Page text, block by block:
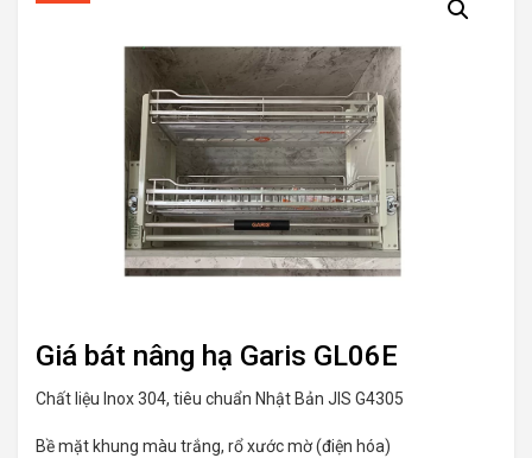
Giá bát nâng hạ Garis GL06E
Chất liệu Inox 304, tiêu chuẩn Nhật Bản JIS G4305
Bề mặt khung màu trắng, rổ xước mờ (điện hóa)